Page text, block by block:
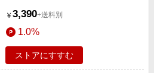
￥ 3,390+送料別
1.0%
ストアにすすむ